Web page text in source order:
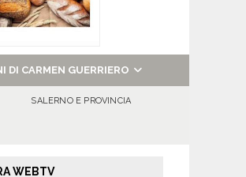
DI CARMEN GUERRIERO
SALERNO E PROVINCIA
WEBTV